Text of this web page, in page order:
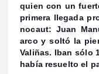
quien con un
primera llegada
nocaut: Juan
arco y soltó la
Valiñas. Iban sólo
había resuelto el